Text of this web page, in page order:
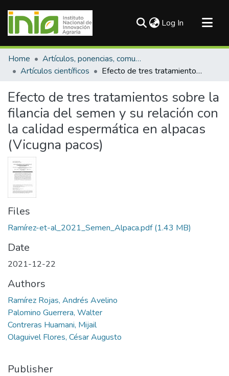
Log In (current)
Communities & Collections
All of DSpace
Home
Artículos, ponencias, comunicaciones en congresos
Artículos científicos
Efecto de tres tratamientos sobre la filancia del semen y su relación con la calidad espermática en alpacas (Vicugna pacos)
Efecto de tres tratamientos sobre la
filancia del semen y su relación con
la calidad espermática en alpacas
(Vicugna pacos)
Files
Ramírez-et-al_2021_Semen_Alpaca.pdf(1.43 MB)
Date
2021-12-22
Authors
Ramírez Rojas, Andrés Avelino
Palomino Guerrera, Walter
Contreras Huamani, Mijail
Olaguivel Flores, César Augusto
Publisher